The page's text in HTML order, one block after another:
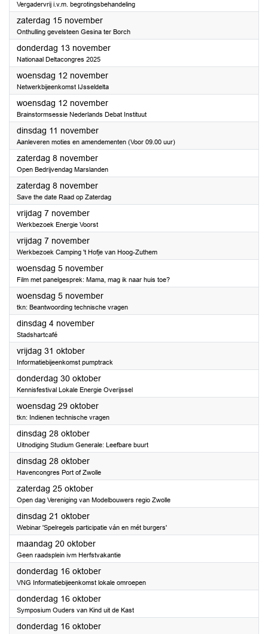
Vergadervrij i.v.m. begrotingsbehandeling
zaterdag 15 november2025
Onthulling gevelsteen Gesina ter Borch
donderdag 13 november2025
Nationaal Deltacongres 2025
woensdag 12 november2025
Netwerkbijeenkomst IJsseldelta
woensdag 12 november2025
Brainstormsessie Nederlands Debat Instituut
dinsdag 11 november2025
Aanleveren moties en amendementen (Voor 09.00 uur)
zaterdag 8 november2025
Open Bedrijvendag Marslanden
zaterdag 8 november2025
Save the date Raad op Zaterdag
vrijdag 7 november2025
Werkbezoek Energie Voorst
vrijdag 7 november2025
Werkbezoek Camping 't Hofje van Hoog-Zuthem
woensdag 5 november2025
Film met panelgesprek: Mama, mag ik naar huis toe?
woensdag 5 november2025
tkn: Beantwoording technische vragen
dinsdag 4 november2025
Stadshartcafé
vrijdag 31 oktober2025
Informatiebijeenkomst pumptrack
donderdag 30 oktober2025
Kennisfestival Lokale Energie Overijssel
woensdag 29 oktober2025
tkn: Indienen technische vragen
dinsdag 28 oktober2025
Uitnodiging Studium Generale: Leefbare buurt
dinsdag 28 oktober2025
Havencongres Port of Zwolle
zaterdag 25 oktober2025
Open dag Vereniging van Modelbouwers regio Zwolle
dinsdag 21 oktober2025
Webinar 'Spelregels participatie ván en mét burgers'
maandag 20 oktober2025
Geen raadsplein ivm Herfstvakantie
donderdag 16 oktober2025
VNG Informatiebijeenkomst lokale omroepen
donderdag 16 oktober2025
Symposium Ouders van Kind uit de Kast
donderdag 16 oktober2025